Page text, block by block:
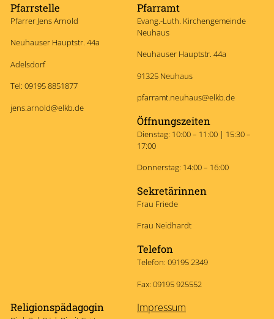
Pfarrstelle
Pfarrer Jens Arnold
Neuhauser Hauptstr. 44a
Adelsdorf
Tel: 09195 8851877
jens.arnold@elkb.de
Pfarramt
Evang.-Luth. Kirchengemeinde
Neuhaus
Neuhauser Hauptstr. 44a
91325 Neuhaus
pfarramt.neuhaus@elkb.de
Öffnungszeiten
Dienstag: 10:00 – 11:00 | 15:30 –
17:00
Donnerstag: 14:00 – 16:00
Sekretärinnen
Frau Friede
Frau Neidhardt
Telefon
Telefon: 09195 2349
Fax: 09195 925552
Religionspädagogin Impressum